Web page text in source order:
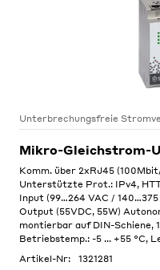
Unterbrechungsfreie
Mikro-Gleichstrom-
Komm. über 2xRJ45
Unterstützte Prot.: IPv4,
Input (99…264 VAC / 140…375
Output (55VDC, 55W)
montierbar auf DIN-Schiene,
Betriebstemp.: -5 ... +55 °C,
Artikel-Nr:
1321281